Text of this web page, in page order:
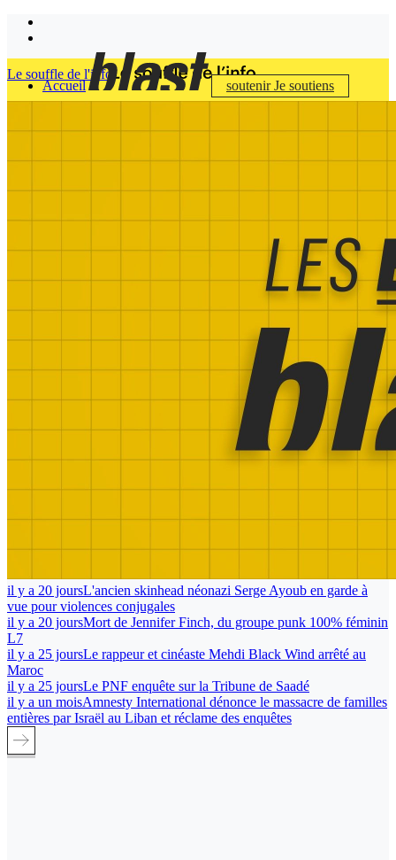
Accueil soutenirJe soutiens
Le souffle de l'info
il y a 20 joursL'ancien skinhead néonazi Serge Ayoub en garde à
vue pour violences conjugales
il y a 20 joursMort de Jennifer Finch, du groupe punk 100% féminin
L7
il y a 25 joursLe rappeur et cinéaste Mehdi Black Wind arrêté au
Maroc
il y a 25 joursLe PNF enquête sur la Tribune de Saadé
il y a un moisAmnesty International dénonce le massacre de familles
entières par Israël au Liban et réclame des enquêtes